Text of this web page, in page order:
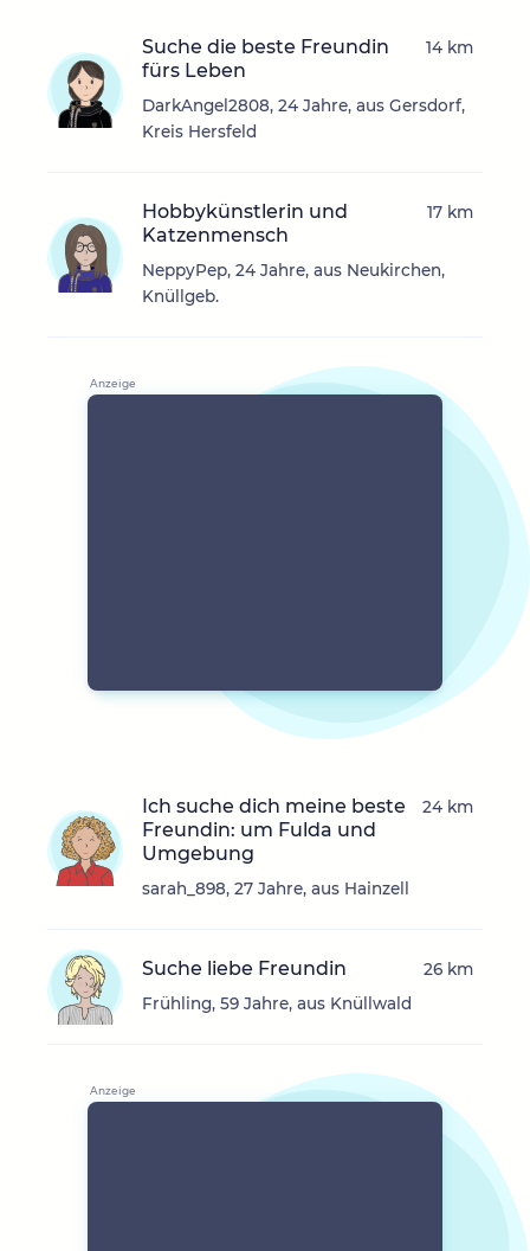
Suche die beste Freundin
fürs Leben
DarkAngel2808, 24 Jahre, aus Gersdorf,
Kreis Hersfeld
14 km
Hobbykünstlerin und
Katzenmensch
NeppyPep, 24 Jahre, aus Neukirchen,
Knüllgeb.
17 km
Ich suche dich meine beste
Freundin: um Fulda und
Umgebung
sarah_898, 27 Jahre, aus Hainzell
24 km
Suche liebe Freundin
Frühling, 59 Jahre, aus Knüllwald
26 km